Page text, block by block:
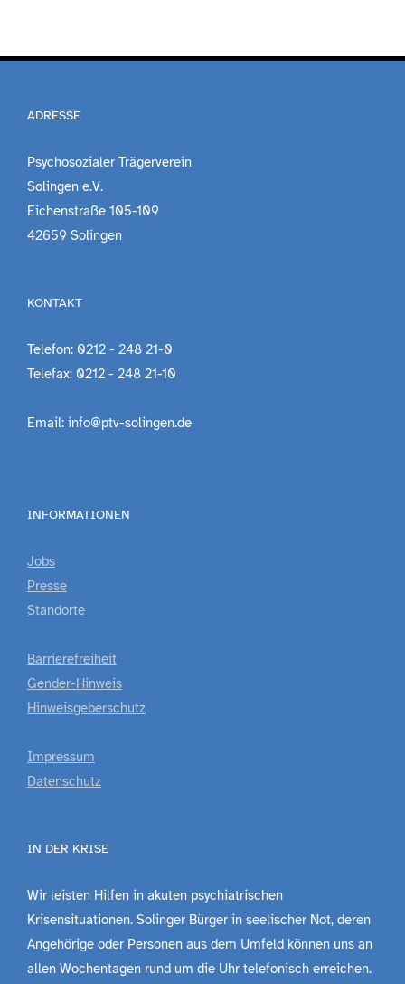
ADRESSE
Psychosozialer Trägerverein
Solingen e.V.
Eichenstraße 105-109
42659 Solingen
KONTAKT
Telefon: 0212 - 248 21-0
Telefax: 0212 - 248 21-10
Email: info@ptv-solingen.de
INFORMATIONEN
Jobs
Presse
Standorte
Barrierefreiheit
Gender-Hinweis
Hinweisgeberschutz
Impressum
Datenschutz
IN DER KRISE
Wir leisten Hilfen in akuten psychiatrischen
Krisensituationen. Solinger Bürger in seelischer Not, deren
Angehörige oder Personen aus dem Umfeld können uns an
allen Wochentagen rund um die Uhr telefonisch erreichen.